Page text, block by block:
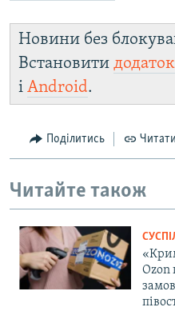
Новини без
Встановити додаток
і Android.
Поділитись
Читайте також